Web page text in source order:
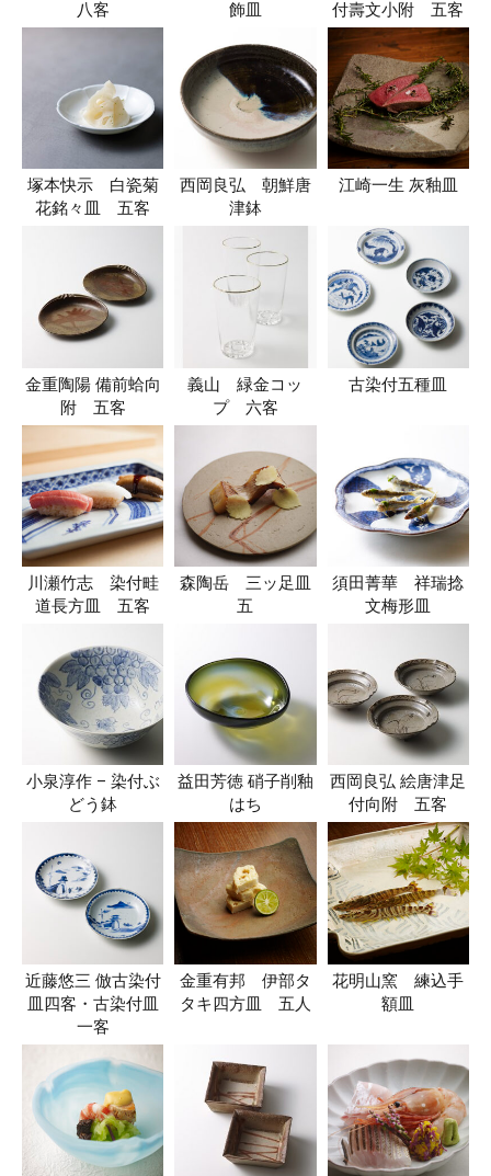
八客 飾皿 付壽文小附 五客
塚本快示 白瓷菊
花銘々皿 五客
西岡良弘 朝鮮唐
津鉢
江崎一生 灰釉皿
金重陶陽 備前蛤向
附 五客
義山 緑金コッ
プ 六客
古染付五種皿
川瀬竹志 染付畦
道長方皿 五客
森陶岳 三ッ足皿
五
須田菁華 祥瑞捻
文梅形皿
小泉淳作 – 染付ぶ
どう鉢
益田芳徳 硝子削釉
はち
西岡良弘 絵唐津足
付向附 五客
近藤悠三 倣古染付
皿四客・古染付皿
一客
金重有邦 伊部タ
タキ四方皿 五人
花明山窯 練込手
額皿